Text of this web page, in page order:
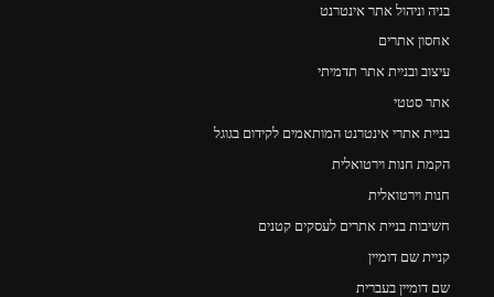
בניה וניהול אתר אינטרנט
אחסון אתרים
עיצוב ובניית אתר תדמיתי
אתר סטטי
בניית אתרי אינטרנט המותאמים לקידום בגוגל
הקמת חנות וירטואלית
חנות וירטואלית
חשיבות בניית אתרים לעסקים קטנים
קניית שם דומיין
שם דומיין בעברית